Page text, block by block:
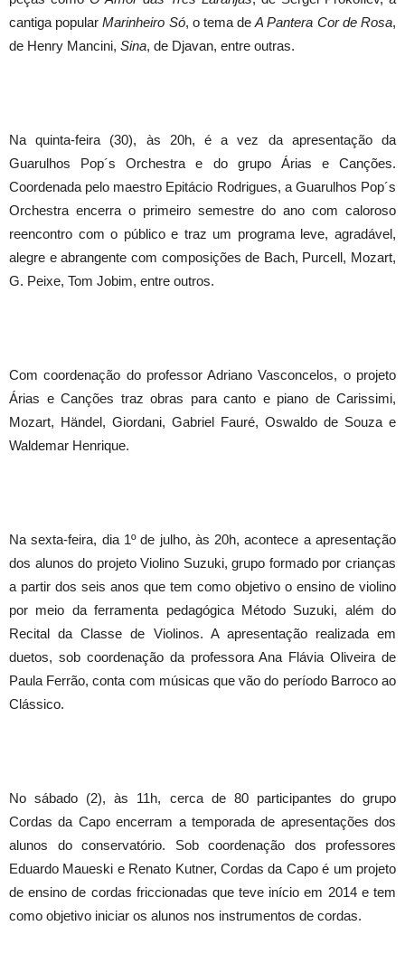
cantiga popularMarinheiro Só, o tema deA Pantera Cor de Rosa,
de Henry Mancini, Sina, de Djavan, entre outras.
Na quinta-feira (30), às 20h, é a vez da apresentação da
Guarulhos Pop´s Orchestra e do grupo Árias e Canções.
Coordenada pelo maestro Epitácio Rodrigues, a Guarulhos Pop´s
Orchestra encerra o primeiro semestre do ano com caloroso
reencontro com o público e traz um programa leve, agradável,
alegre e abrangente com composições de Bach, Purcell, Mozart,
G. Peixe, Tom Jobim, entre outros.
Com coordenação do professor Adriano Vasconcelos, o projeto
Árias e Canções traz obras para canto e piano de Carissimi,
Mozart, Händel, Giordani, Gabriel Fauré, Oswaldo de Souza e
Waldemar Henrique.
Na sexta-feira, dia 1º de julho, às 20h, acontece a apresentação
dos alunos do projeto Violino Suzuki, grupo formado por crianças
a partir dos seis anos que tem como objetivo o ensino de violino
por meio da ferramenta pedagógica Método Suzuki, além do
Recital da Classe de Violinos. A apresentação realizada em
duetos, sob coordenação da professora Ana Flávia Oliveira de
Paula Ferrão, conta com músicas que vão do período Barroco ao
Clássico.
No sábado (2), às 11h, cerca de 80 participantes do grupo
Cordas da Capo encerram a temporada de apresentações dos
alunos do conservatório. Sob coordenação dos professores
Eduardo Maueski e Renato Kutner, Cordas da Capo é um projeto
de ensino de cordas friccionadas que teve início em 2014 e tem
como objetivo iniciar os alunos nos instrumentos de cordas.